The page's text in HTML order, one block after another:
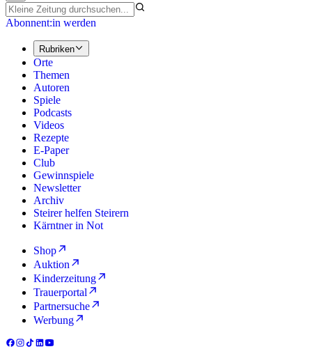
Abonnent:in werden
Rubriken
Orte
Themen
Autoren
Spiele
Podcasts
Videos
Rezepte
E-Paper
Club
Gewinnspiele
Newsletter
Archiv
Steirer helfen Steirern
Kärntner in Not
Shop
Auktion
Kinderzeitung
Trauerportal
Partnersuche
Werbung